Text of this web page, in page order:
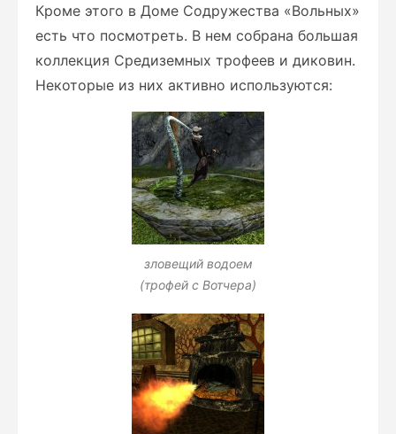
Кроме этого в Доме Содружества «Вольных»
есть что посмотреть. В нем собрана большая
коллекция Средиземных трофеев и диковин.
Некоторые из них активно используются:
зловещий водоем
(трофей с Вотчера)